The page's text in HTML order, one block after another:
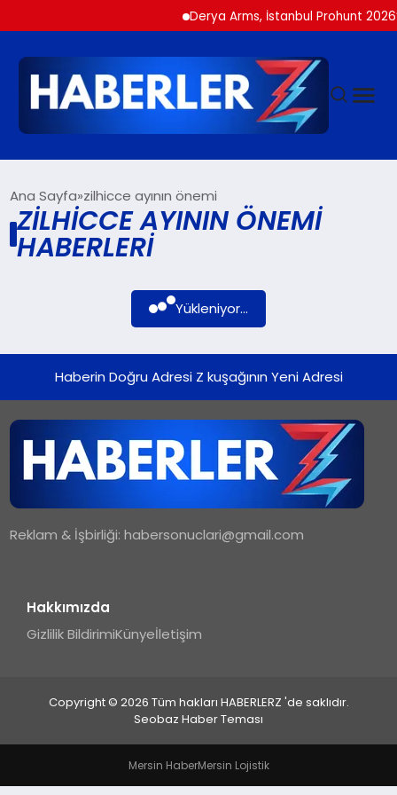
Derya Arms, İstanbul Prohunt
SIYASET
SPOR
TEKNOLOJI
Ana Sayfa zilhicce ayının önemi
ZILHICCE AYININ ÖNEMI
HABERLERI
Yükleniyor...
Haberin Doğru Adresi Z kuşağının Yeni Adresi
Reklam & İşbirliği:habersonuclari@gmail.com
Hakkımızda
Gizlilik BildirimiKünyeİletişim
Copyright © 2026 Tüm hakları HABERLERZ 'de saklıdır.
Seobaz Haber Teması
Mersin HaberMersin Lojistik